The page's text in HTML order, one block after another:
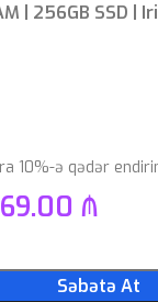
| 256GB SSD |
10%-ə qədər
₼
Səbətə At